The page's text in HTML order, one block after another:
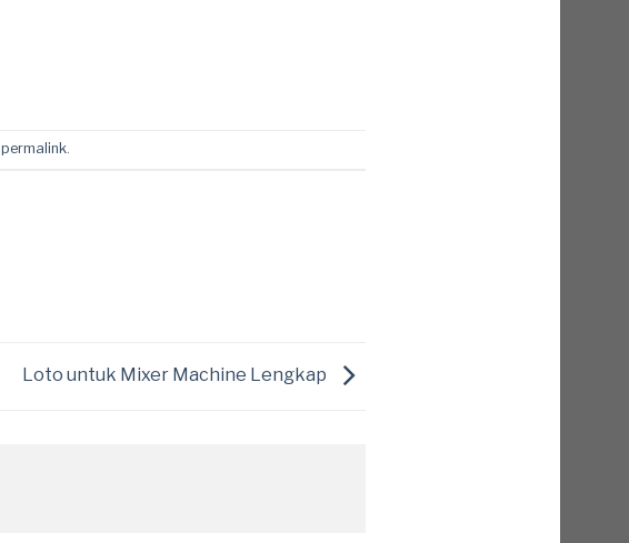
permalink.
Loto untuk Mixer Machine Lengkap